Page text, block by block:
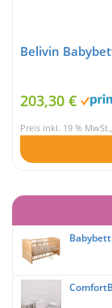
Belivin
203,30 €
Preis inkl. 19 %